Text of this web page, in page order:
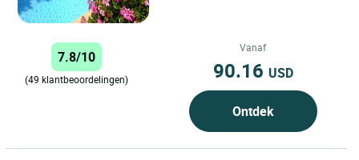
7.8/10
(49 klantbeoordelingen)
Vanaf
90.16 USD
Ontdek